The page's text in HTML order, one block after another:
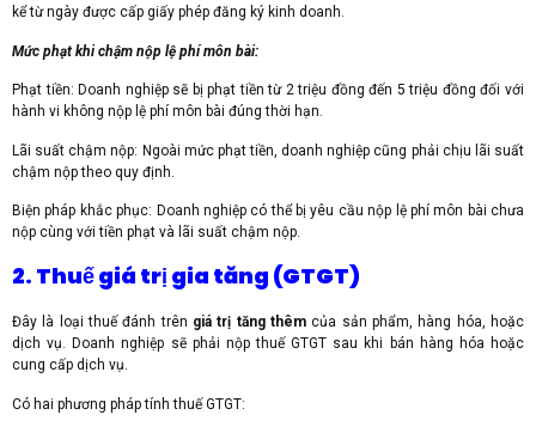
kể từ ngày được cấp giấy phép đăng ký kinh doanh.
Mức phạt khi chậm nộp lệ phí môn bài:
Phạt tiền: Doanh nghiệp sẽ bị phạt tiền từ 2 triệu đồng đến 5 triệu đồng đối với
hành vi không nộp lệ phí môn bài đúng thời hạn.
Lãi suất chậm nộp: Ngoài mức phạt tiền, doanh nghiệp cũng phải chịu lãi suất
chậm nộp theo quy định.
Biện pháp khắc phục: Doanh nghiệp có thể bị yêu cầu nộp lệ phí môn bài chưa
nộp cùng với tiền phạt và lãi suất chậm nộp.
2. Thuế giá trị gia tăng (GTGT)
Đây là loại thuế đánh trên giá trị tăng thêm của sản phẩm, hàng hóa, hoặc
dịch vụ. Doanh nghiệp sẽ phải nộp thuế GTGT sau khi bán hàng hóa hoặc
cung cấp dịch vụ.
Có hai phương pháp tính thuế GTGT: